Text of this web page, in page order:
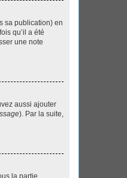
sa publication) en
qu’il a été
une note
aussi ajouter
). Par la suite,
la partie